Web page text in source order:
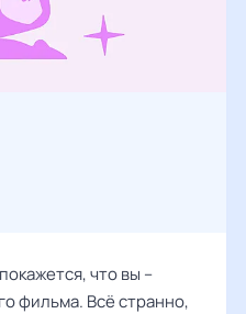
что вы –
фильма. Всё странно,